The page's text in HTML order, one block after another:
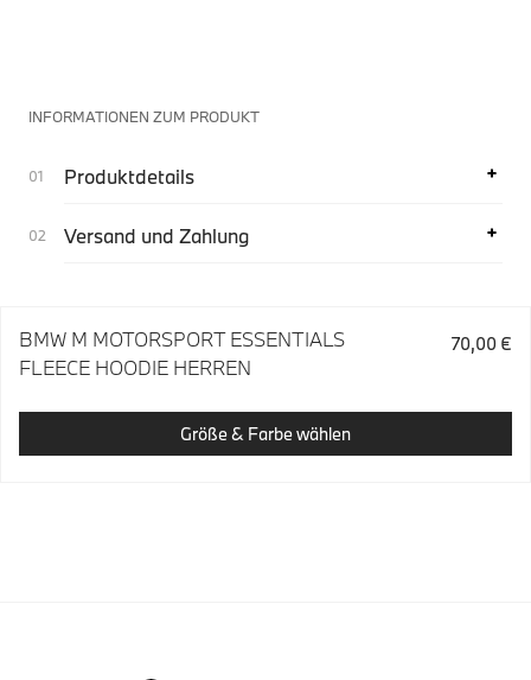
INFORMATIONEN ZUM PRODUKT
Produktdetails
Versand und Zahlung
BMW M MOTORSPORT ESSENTIALS
FLEECE HOODIE HERREN
70,00 €
Größe & Farbe wählen